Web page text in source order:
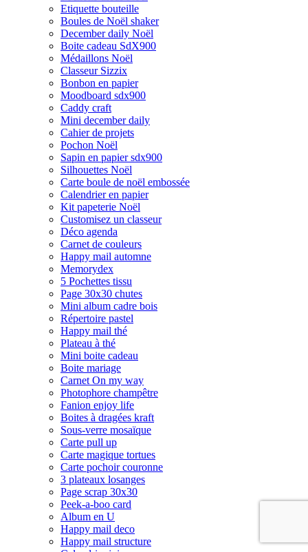
Etiquette bouteille
Boules de Noël shaker
December daily Noël
Boite cadeau SdX900
Médaillons Noël
Classeur Sizzix
Bonbon en papier
Moodboard sdx900
Caddy craft
Mini december daily
Cahier de projets
Pochon Noël
Sapin en papier sdx900
Silhouettes Noël
Carte boule de noël embossée
Calendrier en papier
Kit papeterie Noël
Customisez un classeur
Déco agenda
Carnet de couleurs
Happy mail automne
Memorydex
5 Pochettes tissu
Page 30x30 chutes
Mini album cadre bois
Répertoire pastel
Happy mail thé
Plateau à thé
Mini boite cadeau
Boite mariage
Carnet On my way
Photophore champêtre
Fanion enjoy life
Boites à dragées kraft
Sous-verre mosaïque
Carte pull up
Carte magique tortues
Carte pochoir couronne
3 plateaux losanges
Page scrap 30x30
Peek-a-boo card
Album en U
Happy mail deco
Happy mail structure